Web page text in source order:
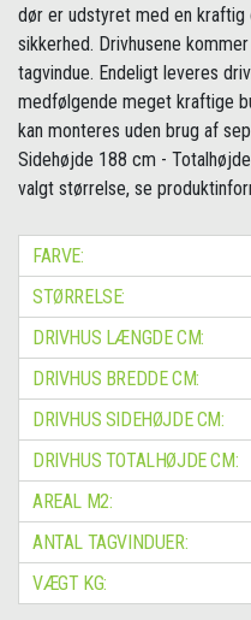
dør er udstyret med en kraftig
sikkerhed. Drivhusene
tagvindue. Endeligt leveres
medfølgende meget kraftige
kan monteres uden brug af
Sidehøjde 188 cm -
valgt størrelse, se
FARVE:
STØRRELSE:
DRIVHUS LÆNGDE CM:
DRIVHUS BREDDE CM:
DRIVHUS SIDEHØJDE CM:
DRIVHUS TOTALHØJDE CM:
AREAL M2:
ANTAL TAGVINDUER:
VÆGT KG: